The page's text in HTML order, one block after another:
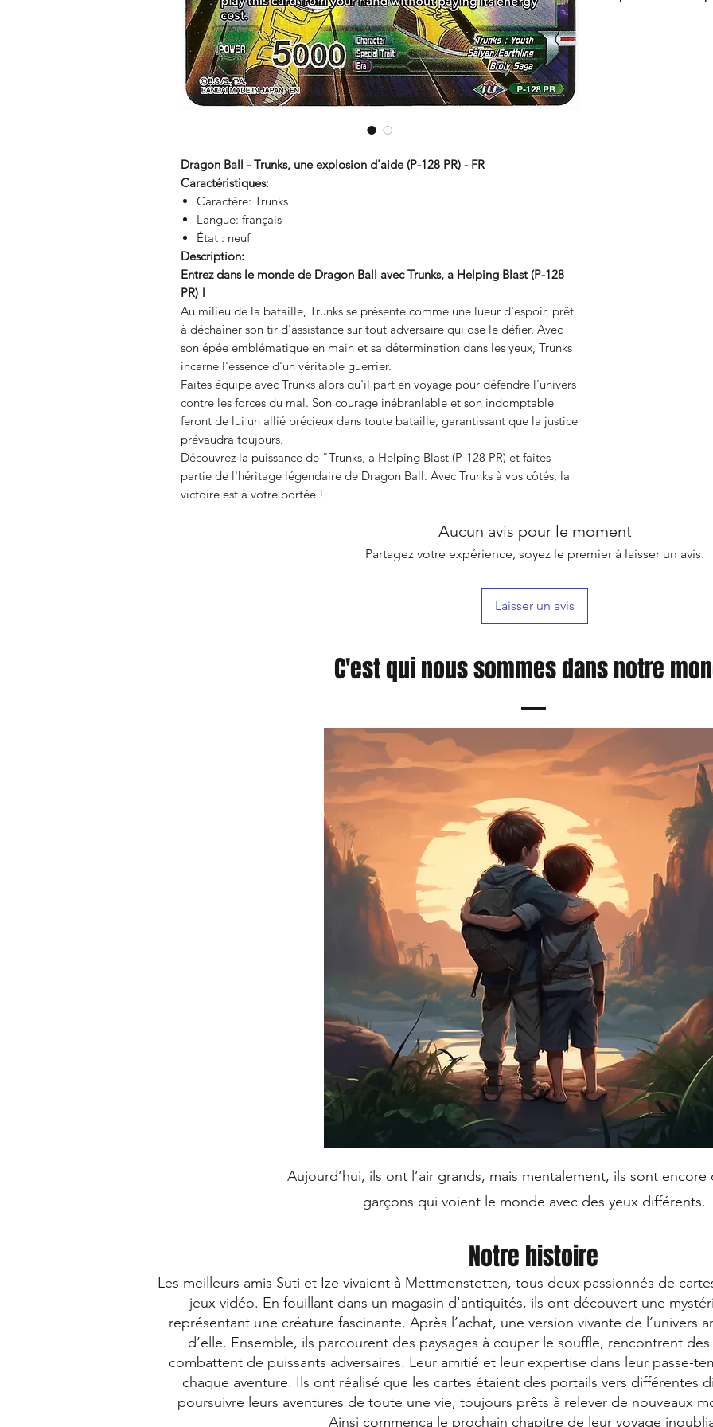
Dragon Ball - Trunks, une explosion d'aide (P-128 PR) - FR
Caractéristiques:
Caractère: Trunks
Langue: français
État : neuf
Description:
Entrez dans le monde de Dragon Ball avec Trunks, a Helping Blast (P-128
PR) !
Au milieu de la bataille, Trunks se présente comme une lueur d'espoir, prêt
à déchaîner son tir d'assistance sur tout adversaire qui ose le défier. Avec
son épée emblématique en main et sa détermination dans les yeux, Trunks
incarne l'essence d'un véritable guerrier.
Faites équipe avec Trunks alors qu'il part en voyage pour défendre l'univers
contre les forces du mal. Son courage inébranlable et son indomptable
feront de lui un allié précieux dans toute bataille, garantissant que la justice
prévaudra toujours.
Découvrez la puissance de "Trunks, a Helping Blast (P-128 PR) et faites
partie de l'héritage légendaire de Dragon Ball. Avec Trunks à vos côtés, la
victoire est à votre portée !
Aucun avis pour le moment
Partagez votre expérience, soyez le premier à laisser un avis.
Laisser un avis
C'est qui nous sommes dans notre
Aujourd’hui, ils ont l’air grands, mais mentalement, ils sont
garçons qui voient le monde avec des yeux différents.
Notre histoire
Les meilleurs amis Suti et Ize vivaient à Mettmenstetten, tous deux passionnés de
jeux vidéo. En fouillant dans un magasin d'antiquités, ils ont découvert une
représentant une créature fascinante. Après l’achat, une version vivante de l’univers
d’elle. Ensemble, ils parcourent des paysages à couper le souffle, rencontrent
combattent de puissants adversaires. Leur amitié et leur expertise dans leur passe-
chaque aventure. Ils ont réalisé que les cartes étaient des portails vers différentes
poursuivre leurs aventures de toute une vie, toujours prêts à relever de nouveaux
Ainsi commença le prochain chapitre de leur voyage